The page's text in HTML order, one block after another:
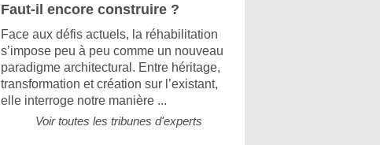
Faut-il encore construire ?
Face aux défis actuels, la réhabilitation
s’impose peu à peu comme un nouveau
paradigme architectural. Entre héritage,
transformation et création sur l’existant,
elle interroge notre manière ...
Voir toutes les tribunes d'experts